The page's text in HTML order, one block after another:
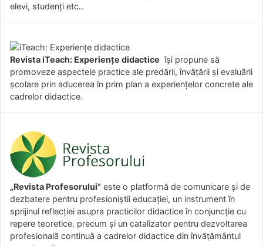
elevi, studenți etc..
Revista iTeach: Experienţe didactice îşi propune să
promoveze aspectele practice ale predării, învăţării şi evaluării
şcolare prin aducerea în prim plan a experienţelor concrete ale
cadrelor didactice.
„Revista Profesorului” este o platformă de comunicare și de
dezbatere pentru profesioniștii educației, un instrument în
sprijinul reflecției asupra practicilor didactice în conjuncție cu
repere teoretice, precum și un catalizator pentru dezvoltarea
profesională continuă a cadrelor didactice din învățământul